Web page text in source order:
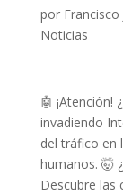
por Francisco
Noticias
🤖 ¡Atención!
invadiendo
del tráfico en
humanos. 🤯
Descubre las